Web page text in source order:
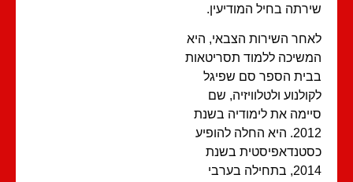
בחיל המודיעין.
השירות הצבאי, היא
ללמוד תסריטאות
הספר סם שפיגל
ולטלוויזיה, שם
את לימודיה בשנת
2012. היא החלה להופיע
בשנת
2014, בתחילה בערבי